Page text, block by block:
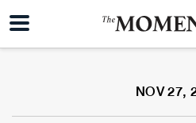
NOV 27,